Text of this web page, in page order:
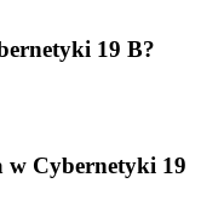
19 B?
w Cybernetyki 19